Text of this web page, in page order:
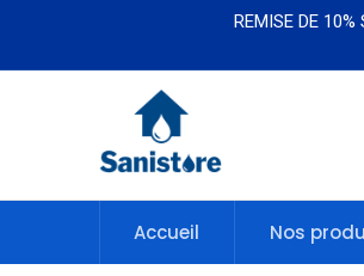
REMISE DE
Accueil Nos